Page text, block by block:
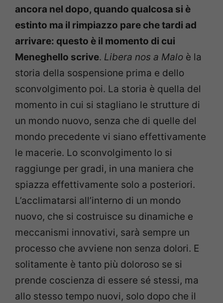
ancora nel dopo, quando qualcosa si è
estinto ma il rimpiazzo pare che tardi ad
arrivare: questo è il momento di cui
Meneghello scrive. Libera nos a Malo è la
storia della sospensione prima e dello
sconvolgimento poi. La storia è quella del
momento in cui si stagliano le strutture di
un mondo nuovo, senza che di quelle del
mondo precedente vi siano effettivamente
le macerie. Lo sconvolgimento lo si
raggiunge per gradi, in una maniera che
spiazza effettivamente solo a posteriori.
L’acclimatarsi all’interno di un mondo
nuovo, che si costruisce su dinamiche e
meccanismi innovativi, sarà sempre un
processo che avviene non senza dolori. E
solitamente è tanto più doloroso se si
prende coscienza di essere sé stessi, ma
allo stesso tempo nuovi, solo dopo che il